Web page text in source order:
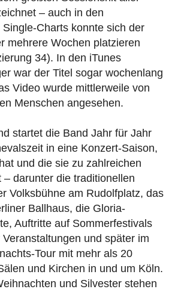
– auch in den
Single-Charts konnte sich der
mehrere Wochen platzieren
34). In den iTunes
war der Titel sogar wochenlang
Video wurde mittlerweile von
Menschen angesehen.
startet die Band Jahr für Jahr
in eine Konzert-Saison,
und die sie zu zahlreichen
– darunter die traditionellen
Volksbühne am Rudolfplatz, das
Ballhaus, die Gloria-
Auftritte auf Sommerfestivals
und später im
Tour mit mehr als 20
und Kirchen in und um Köln.
und Silvester stehen